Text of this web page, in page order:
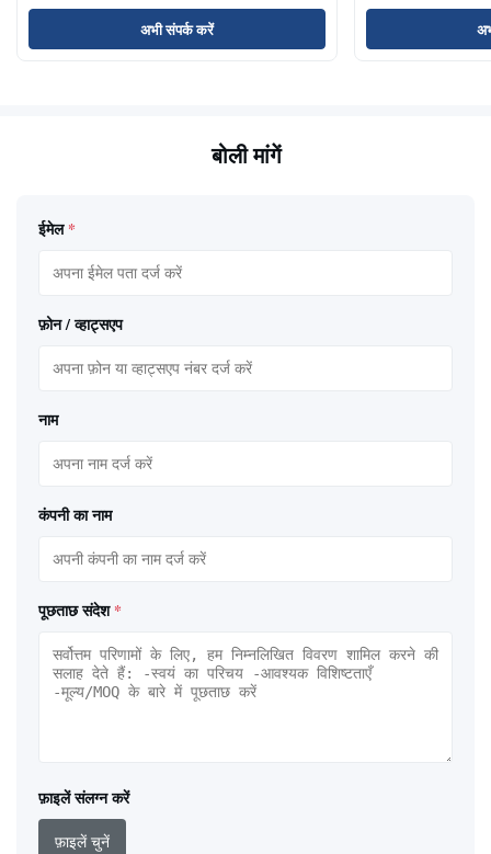
अभी संपर्क करें
बोली मांगें
ईमेल *
फ़ोन / व्हाट्सएप
नाम
कंपनी का नाम
पूछताछ संदेश *
फ़ाइलें संलग्न करें
फ़ाइलें चुनें